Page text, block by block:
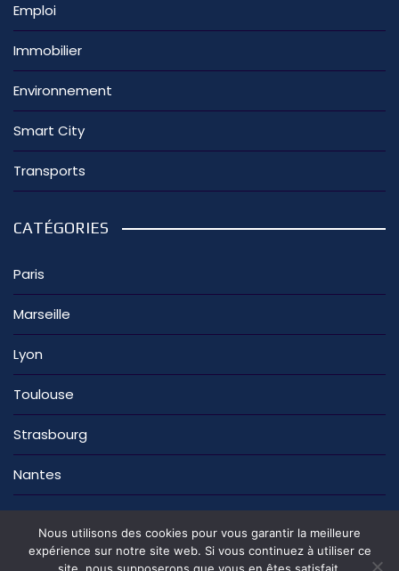
Emploi
Immobilier
Environnement
Smart City
Transports
CATÉGORIES
Paris
Marseille
Lyon
Toulouse
Strasbourg
Nantes
Nous utilisons des cookies pour vous garantir la meilleure
expérience sur notre site web. Si vous continuez à utiliser ce